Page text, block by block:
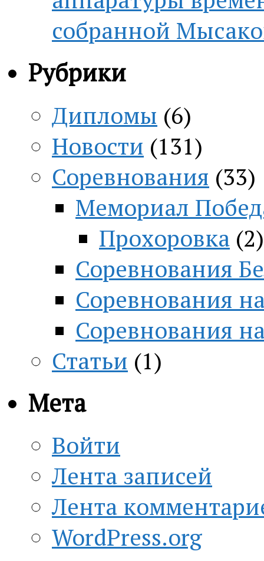
собранной
Рубрики
Дипломы (6)
Новости (131)
Соревнования (33)
Мемориал
Прохоровка (2)
Соревнования
Соревнования
Соревнования
Статьи (1)
Мета
Войти
Лента записей
Лента
WordPress.org